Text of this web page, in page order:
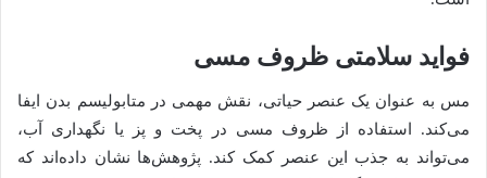
فواید سلامتی ظروف مسی
مس به عنوان یک عنصر حیاتی، نقش مهمی در متابولیسم بدن ایفا
می‌کند. استفاده از ظروف مسی در پخت و پز یا نگهداری آب،
می‌تواند به جذب این عنصر کمک کند. پژوهش‌ها نشان داده‌اند که